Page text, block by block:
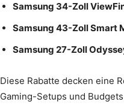
Samsung 34-Zoll
Samsung 43-Zoll Smart
Samsung 27-Zoll
Diese Rabatte decken eine
Gaming-Setups und